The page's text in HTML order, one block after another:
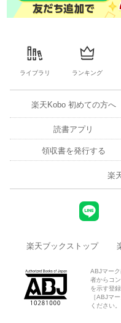
ライブラリ ランキング
楽天Kobo 初めての方へ
読書アプリ
領収書を発行する
楽
楽天ブックストップ
ABJマー
者からコ
を示す登
［ABJマ
ください。